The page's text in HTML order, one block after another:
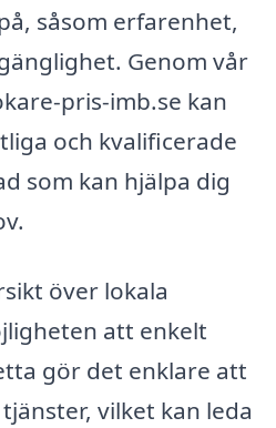
såsom erfarenhet,
Genom vår
pris-imb.se kan
och kvalificerade
som kan hjälpa dig
över lokala
att enkelt
gör det enklare att
vilket kan leda